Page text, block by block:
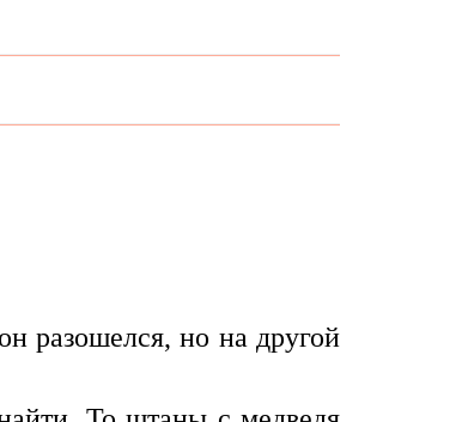
разошелся, но на другой